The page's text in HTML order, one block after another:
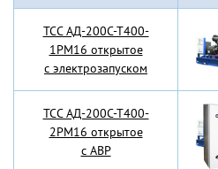
TCC АД-200С-Т400-
1РМ16 открытое
с электрозапуском
TCC АД-200С-Т400-
2РМ16 открытое
с АВР